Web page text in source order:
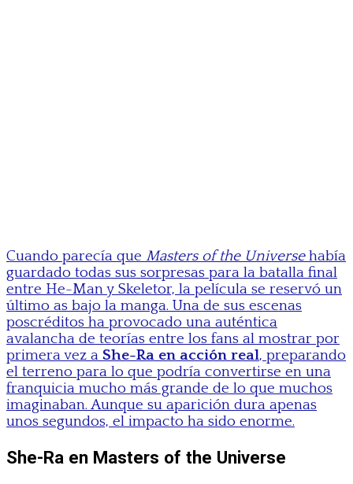
Cuando parecía que Masters of the Universehabía
guardado todas sus sorpresas para la batalla final
entre He-Man y Skeletor, la película se reservó un
último as bajo la manga. Una de sus escenas
poscréditos ha provocado una auténtica
avalancha de teorías entre los fans al mostrar por
primera vez a She-Ra en acción real, preparando
el terreno para lo que podría convertirse en una
franquicia mucho más grande de lo que muchos
imaginaban. Aunque su aparición dura apenas
unos segundos, el impacto ha sido enorme.
She-Ra en Masters of the Universe